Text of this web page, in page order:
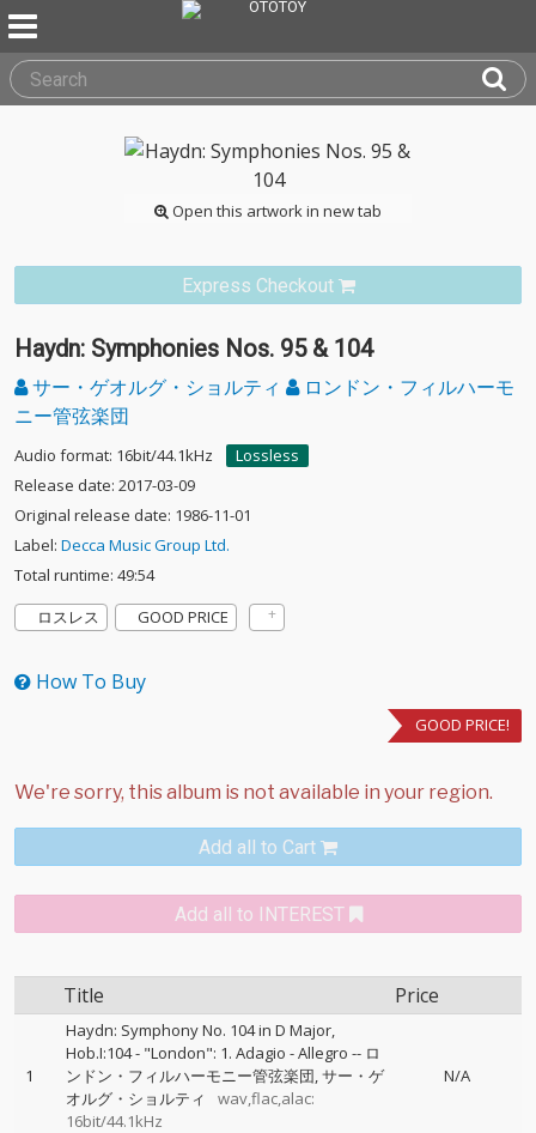
Open this artwork in new tab
Express Checkout
Haydn: Symphonies Nos. 95 & 104
サー・ゲオルグ・ショルティ
ロンドン・フィルハーモ
ニー管弦楽団
Audio format: 16bit/44.1kHz
Lossless
Release date: 2017-03-09
Original release date: 1986-11-01
Label: Decca Music Group Ltd.
Total runtime: 49:54
ロスレス
GOOD PRICE
How To Buy
GOOD PRICE!
Add all to Cart
Add all to INTEREST
Title Price
1
Haydn: Symphony No. 104 in D Major,
Hob.I:104 - "London": 1. Adagio - Allegro -- ロ
ンドン・フィルハーモニー管弦楽団 サー・ゲ
オルグ・ショルティ
wav,flac,alac:
16bit/44.1kHz
N/A